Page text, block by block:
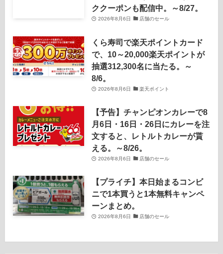
ククーポンも配信中。～8/27。
2026年8月6日 店舗のセール
くら寿司で楽天ポイントカード
で、10～20,000楽天ポイントが
抽選312,300名に当たる。～
8/6。
2026年8月6日 楽天ポイント
【予告】チャンピオンカレーで8
月6日・16日・26日にカレーを注
文すると、レトルトカレーが貰
える。～8/26。
2026年8月6日 店舗のセール
【プライチ】本日始まるコンビ
ニで1本買うと1本無料キャンペ
ーンまとめ。
2026年8月6日 店舗のセール